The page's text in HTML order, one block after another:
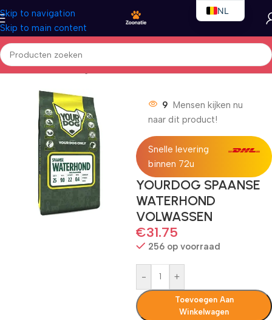
Skip to navigation
Skip to main content
Home/Honden/Droogvoer
9 Mensen kijken nu
naar dit product!
Snelle levering
binnen 72u
YOURDOG SPAANSE
WATERHOND
VOLWASSEN
€31.75
256 op voorraad
- +
Toevoegen Aan
Winkelwagen
NL